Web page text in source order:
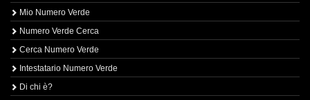
Mio Numero Verde
Numero Verde Cerca
Cerca Numero Verde
Intestatario Numero Verde
Di chi è?